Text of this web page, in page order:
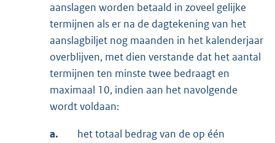
aanslagen worden betaald in zoveel gelijke
termijnen als er na de dagtekening van het
aanslagbiljet nog maanden in het kalenderjaar
overblijven, met dien verstande dat het aantal
termijnen ten minste twee bedraagt en
maximaal 10, indien aan het navolgende
wordt voldaan:
a.
het totaal bedrag van de op één